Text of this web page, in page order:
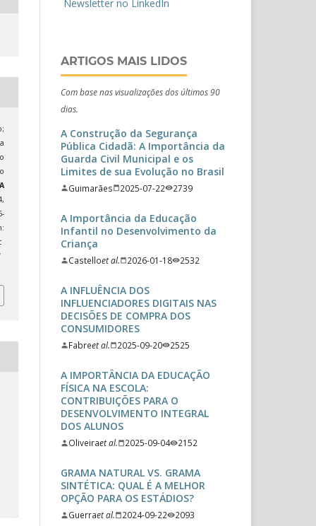
Newsletter no LinkedIn
ARTIGOS MAIS LIDOS
Com base nas visualizações dos últimos 90
dias.
A Construção da Segurança
Pública Cidadã: A Importância da
Guarda Civil Municipal e os
Limites de sua Evolução no Brasil
Guimarães 2025-07-22 2739
A Importância da Educação
Infantil no Desenvolvimento da
Criança
Castelloet al. 2026-01-18 2532
A INFLUÊNCIA DOS
INFLUENCIADORES DIGITAIS NAS
DECISÕES DE COMPRA DOS
CONSUMIDORES
Fabreet al. 2025-09-20 2525
A IMPORTÂNCIA DA EDUCAÇÃO
FÍSICA NA ESCOLA:
CONTRIBUIÇÕES PARA O
DESENVOLVIMENTO INTEGRAL
DOS ALUNOS
Oliveiraet al. 2025-09-04 2152
GRAMA NATURAL VS. GRAMA
SINTÉTICA: QUAL É A MELHOR
OPÇÃO PARA OS ESTÁDIOS?
Guerraet al. 2024-09-22 2093